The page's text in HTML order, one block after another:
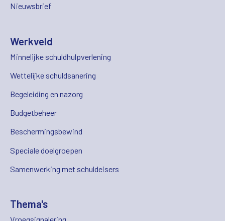
Nieuwsbrief
Werkveld
Minnelijke schuldhulpverlening
Wettelijke schuldsanering
Begeleiding en nazorg
Budgetbeheer
Beschermingsbewind
Speciale doelgroepen
Samenwerking met schuldeisers
Thema's